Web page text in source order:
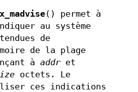
() permet à
au système
de
de la plage
à addr et
octets. Le
ces indications